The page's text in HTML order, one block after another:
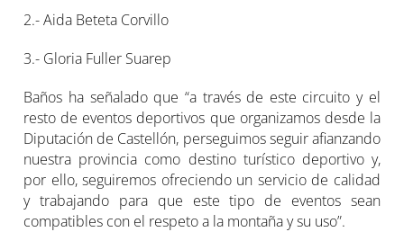
2.- Aida Beteta Corvillo
3.- Gloria Fuller Suarep
Baños ha señalado que “a través de este circuito y el
resto de eventos deportivos que organizamos desde la
Diputación de Castellón, perseguimos seguir afianzando
nuestra provincia como destino turístico deportivo y,
por ello, seguiremos ofreciendo un servicio de calidad
y trabajando para que este tipo de eventos sean
compatibles con el respeto a la montaña y su uso”.